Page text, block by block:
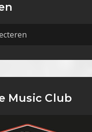
Music Club